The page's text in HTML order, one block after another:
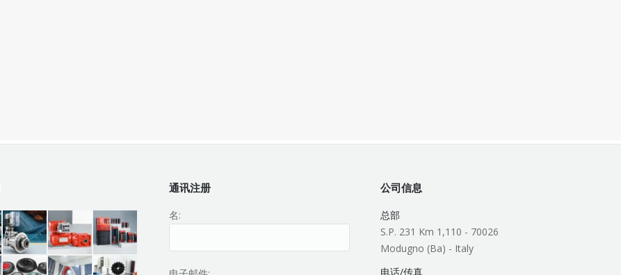
通讯注册
名:
公司信息
总部
S.P. 231 Km 1,110 - 70026
Modugno (Ba) - Italy
电话/传真